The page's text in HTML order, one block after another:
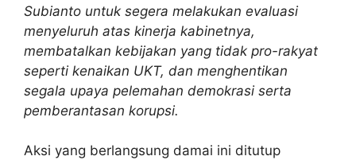
Subianto untuk segera melakukan evaluasi
menyeluruh atas kinerja kabinetnya,
membatalkan kebijakan yang tidak pro-rakyat
seperti kenaikan UKT, dan menghentikan
segala upaya pelemahan demokrasi serta
pemberantasan korupsi.
Aksi yang berlangsung damai ini ditutup